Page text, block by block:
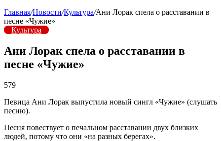
Главная/Новости/Культура/Ани Лорак спела о расставании в
песне «Чужие»
Культура
Ани Лорак спела о расставании в
песне «Чужие»
579
Певица Ани Лорак выпустила новый сингл «Чужие» (слушать
песню).
Песня повествует о печальном расставании двух близких
людей, потому что они «на разных берегах».